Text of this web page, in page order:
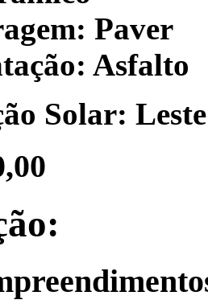
Paver
Asfalto
Solar: Leste